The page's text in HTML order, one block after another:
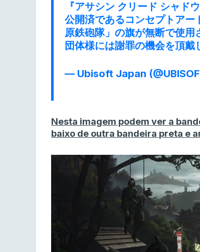
『アサシン クリード シャド
公開済であるコンセプトア
原鉄砲隊」の旗が無断で使用
団体様には謝罪の機会を頂
— Ubisoft Japan
Nesta imagem podem ver a
baixo de outra bandeira preta e